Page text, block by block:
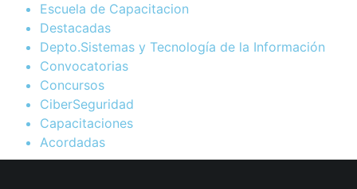
Escuela de Capacitacion
Destacadas
Depto.Sistemas y Tecnología de la Información
Convocatorias
Concursos
CiberSeguridad
Capacitaciones
Acordadas